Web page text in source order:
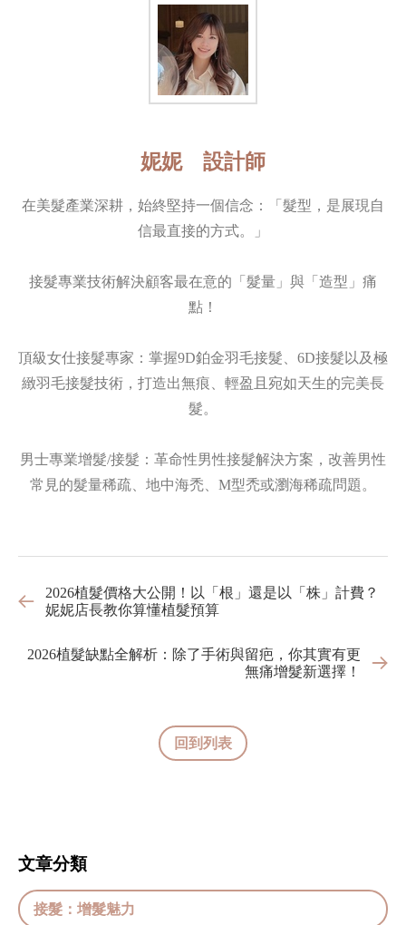
妮妮 設計師
在美髮產業深耕，始終堅持一個信念：「髮型，是展現自
信最直接的方式。」
接髮專業技術解決顧客最在意的「髮量」與「造型」痛
點！
頂級女仕接髮專家：掌握9D鉑金羽毛接髮、6D接髮以及極
緻羽毛接髮技術，打造出無痕、輕盈且宛如天生的完美長
髮。
男士專業增髮/接髮：革命性男性接髮解決方案，改善男性
常見的髮量稀疏、地中海禿、M型禿或瀏海稀疏問題。
2026植髮價格大公開！以「根」還是以「株」計費？
妮妮店長教你算懂植髮預算
2026植髮缺點全解析：除了手術與留疤，你其實有更
無痛增髮新選擇！
回到列表
文章分類
接髮：增髮魅力